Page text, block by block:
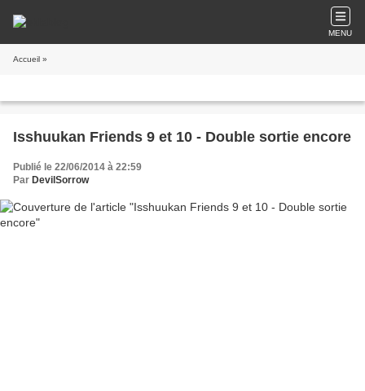
MENU
Accueil »
Isshuukan Friends 9 et 10 - Double sortie encore
Publié le 22/06/2014 à 22:59
Par DevilSorrow